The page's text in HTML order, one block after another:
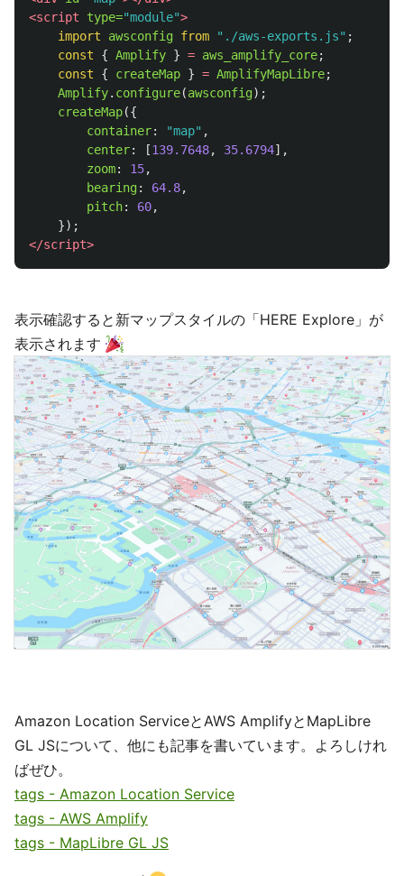
<script type="module">
import
awsconfig from " ./aws-exports.js" ;
const
{ Amplify } = aws_amplify_core;
const
{ createMap } = AmplifyMapLibre;
Amplify. configure(awsconfig);
createMap({
container: "map" ,
center: [139.7648, 35.6794],
zoom: 15,
bearing: 64.8,
pitch: 60,
});
</script>
表示確認すると新マップスタイルの「HERE Explore」が
表示されます
Amazon Location ServiceとAWS AmplifyとMapLibre
GL JSについて、他にも記事を書いています。よろしけれ
ばぜひ。
tags - Amazon Location Service
tags - AWS Amplify
tags - MapLibre GL JS